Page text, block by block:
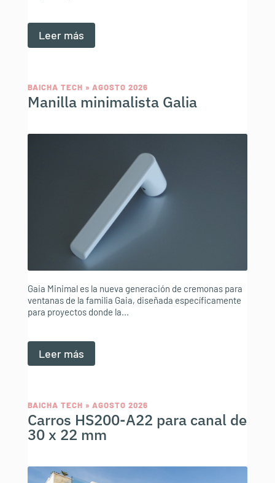
Leer más
BAICHA TECH » AGOSTO 2026
Manilla minimalista Galia
Gaia Minimal es la nueva generación de cremonas para
ventanas de la familia Gaia, diseñada específicamente
para proyectos donde la...
Leer más
BAICHA TECH » AGOSTO 2026
Carros HS200-A22 para canal de
30 x 22 mm